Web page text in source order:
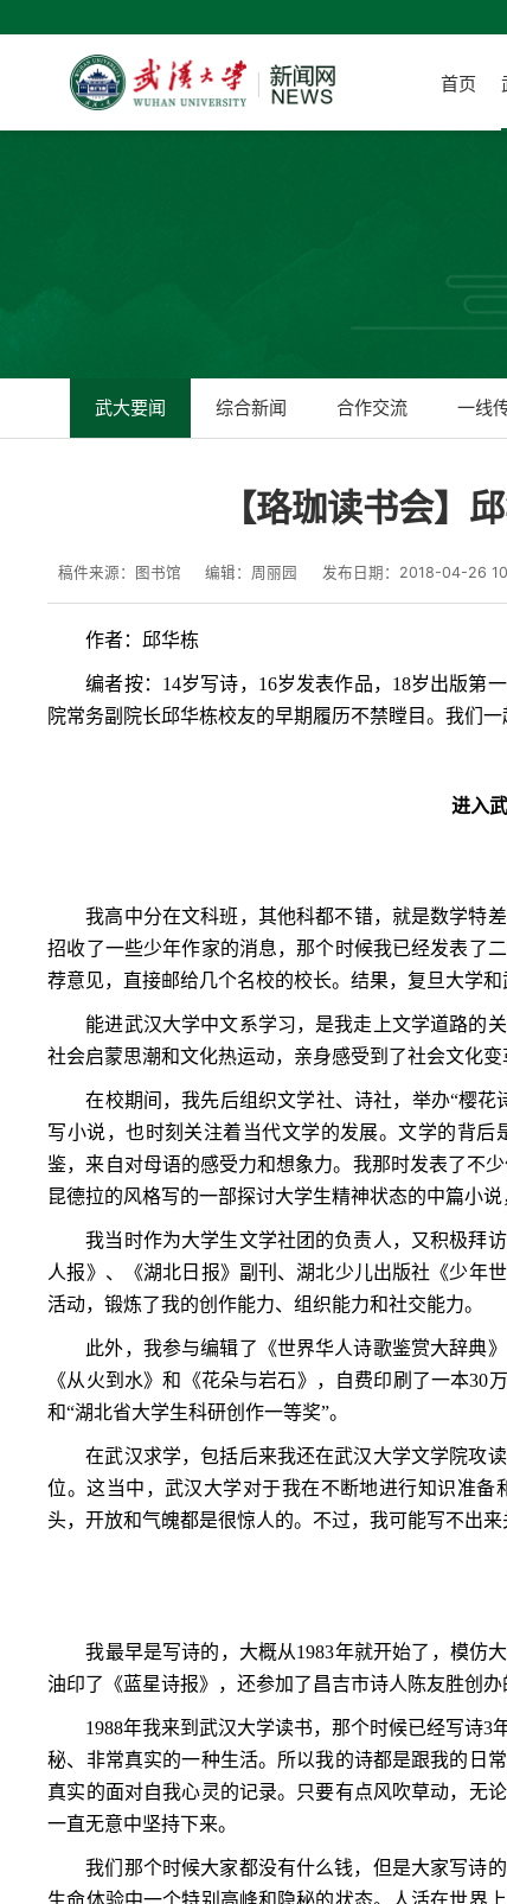
首页
武大要闻 综合新闻 合作交流 一线
【珞珈读书会】
稿件来源：图书馆 编辑：周丽园 发布日期：2018-04-26
作者：邱华栋
编者按： 14岁写诗， 16岁发表作品， 18岁出版第
院常务副院长邱华栋校友的早期履历不禁瞠目。我们
进入
我高中分在文科班，其他科都不错，就是数学特
招收了一些少年作家的消息，那个时候我已经发表了
荐意见，直接邮给几个名校的校长。结果，复旦大学
能进武汉大学中文系学习，是我走上文学道路的
社会启蒙思潮和文化热运动，亲身感受到了社会文化
在校期间，我先后组织文学社、诗社，举办“樱
写小说，也时刻关注着当代文学的发展。文学的背
鉴，来自对母语的感受力和想象力。我那时发表了不
昆德拉的风格写的一部探讨大学生精神状态的中篇小说
我当时作为大学生文学社团的负责人，又积极拜
人报》、《湖北日报》副刊、湖北少儿出版社《少年
活动，锻炼了我的创作能力、组织能力和社交能力。
此外，我参与编辑了《世界华人诗歌鉴赏大辞典
《从火到水》和《花朵与岩石》，自费印刷了一本30
和“湖北省大学生科研创作一等奖”。
在武汉求学，包括后来我还在武汉大学文学院攻
位。这当中，武汉大学对于我在不断地进行知识准
头，开放和气魄都是很惊人的。不过，我可能写不出
我最早是写诗的，大概从1983年就开始了，模仿
油印了《蓝星诗报》，还参加了昌吉市诗人陈友胜创
1988年我来到武汉大学读书，那个时候已经写诗3
秘、非常真实的一种生活。所以我的诗都是跟我的日
真实的面对自我心灵的记录。只要有点风吹草动，无
一直无意中坚持下来。
我们那个时候大家都没有什么钱，但是大家写诗
生命体验中一个特别高峰和隐秘的状态。人活在世界